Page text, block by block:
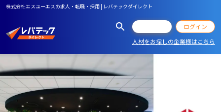
株式会社エスユーエスの求人・転職・採用 | レバテックダイレクト
ログイン
人材をお探しの企業様はこちら